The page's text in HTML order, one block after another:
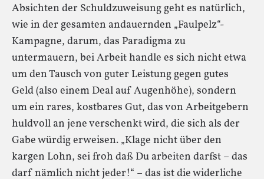
Absichten der Schuldzuweisung geht es natürlich,
wie in der gesamten andauernden „Faulpelz“-
Kampagne, darum, das Paradigma zu
untermauern, bei Arbeit handle es sich nicht etwa
um den Tausch von guter Leistung gegen gutes
Geld (also einem Deal auf Augenhöhe), sondern
um ein rares, kostbares Gut, das von Arbeitgebern
huldvoll an jene verschenkt wird, die sich als der
Gabe würdig erweisen. „Klage nicht über den
kargen Lohn, sei froh daß Du arbeiten darfst – das
darf nämlich nicht jeder!“ – das ist die widerliche